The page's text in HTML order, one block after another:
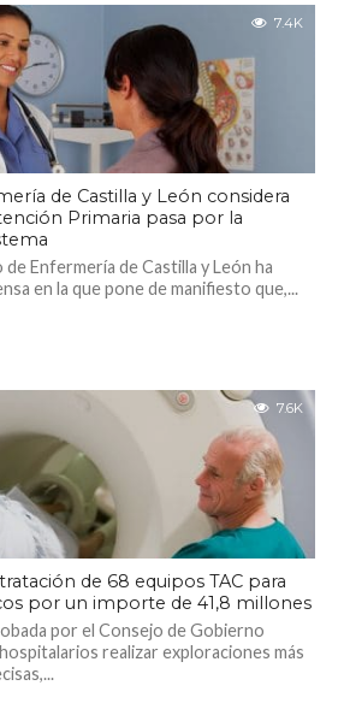
7.4K
de Castilla y León considera
Primaria pasa por la
Enfermería de Castilla y León ha
en la que pone de manifiesto que,...
7.6K
de 68 equipos TAC para
por un importe de 41,8 millones
por el Consejo de Gobierno
realizar exploraciones más